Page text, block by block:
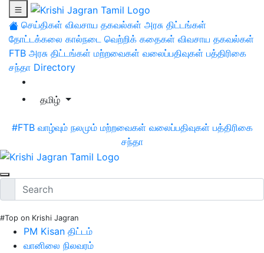
செய்திகள் விவசாய தகவல்கள் அரசு திட்டங்கள்
தோட்டக்கலை கால்நடை வெற்றிக் கதைகள் விவசாய தகவல்கள்
FTB அரசு திட்டங்கள் மற்றவைகள் வலைப்பதிவுகள் பத்திரிகை
சந்தா Directory
தமிழ்
#FTB வாழ்வும் நலமும் மற்றவைகள் வலைப்பதிவுகள் பத்திரிகை
சந்தா
#Top on Krishi Jagran
PM Kisan திட்டம்
வானிலை நிலவரம்